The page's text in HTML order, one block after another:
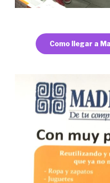
Como llegar a